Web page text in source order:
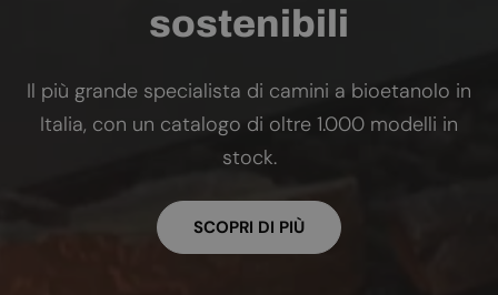
sostenibili
Il più grande specialista di camini a bioetanolo in
Italia, con un catalogo di oltre 1.000 modelli in
stock.
SCOPRI DI PIÙ